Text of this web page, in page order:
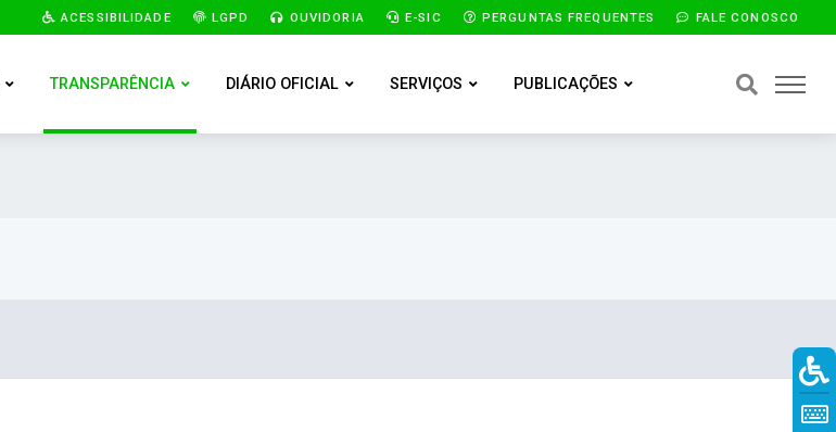
ACESSIBILIDADE LGPD OUVIDORIA E-SIC PERGUNTAS FREQUENTES FALE CONOSCO
TRANSPARÊNCIA DIÁRIO OFICIAL SERVIÇOS PUBLICAÇÕES